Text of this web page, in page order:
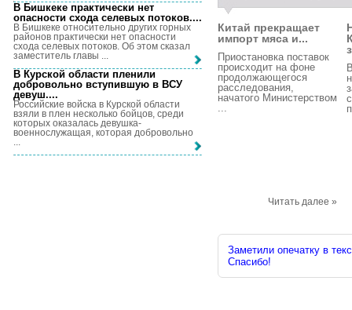
Китай прекращает
импорт мяса и...
Приостановка поставок
происходит на фоне
продолжающегося
расследования,
начатого Министерством
...
Читать далее »
Заметили опечатку в
Спасибо!
В Бишкеке практически нет
опасности схода селевых потоков....
В Бишкеке относительно других горных
районов практически нет опасности
схода селевых потоков. Об этом сказал
заместитель главы ...
В Курской области пленили
добровольно вступившую в ВСУ
девуш....
Российские войска в Курской области
взяли в плен несколько бойцов, среди
которых оказалась девушка-
военнослужащая, которая добровольно
...